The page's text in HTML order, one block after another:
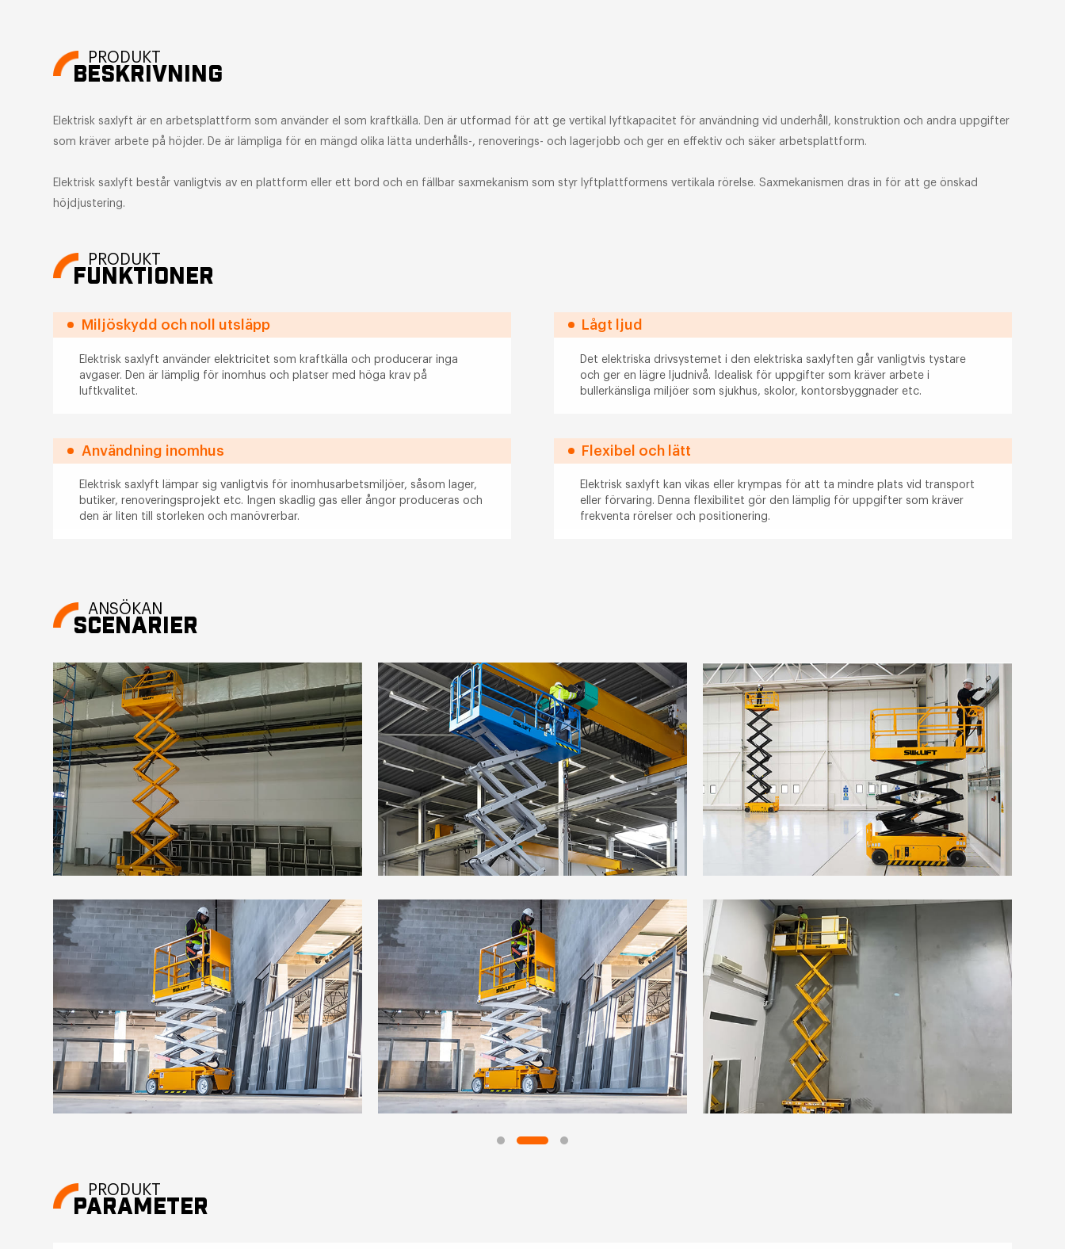
PRODUKT
BESKRIVNING
Elektrisk saxlyft är en arbetsplattform som använder el som kraftkälla. Den är utformad för att ge vertikal lyftkapacitet för användning vid underhåll, konstruktion och andra uppgifter
som kräver arbete på höjder. De är lämpliga för en mängd olika lätta underhålls-, renoverings- och lagerjobb och ger en effektiv och säker arbetsplattform.
Elektrisk saxlyft består vanligtvis av en plattform eller ett bord och en fällbar saxmekanism som styr lyftplattformens vertikala rörelse. Saxmekanismen dras in för att ge önskad
höjdjustering.
PRODUKT
FUNKTIONER
Miljöskydd och noll utsläpp
Elektrisk saxlyft använder elektricitet som kraftkälla och producerar inga
avgaser. Den är lämplig för inomhus och platser med höga krav på
luftkvalitet.
Lågt ljud
Det elektriska drivsystemet i den elektriska saxlyften går vanligtvis tystare
och ger en lägre ljudnivå. Idealisk för uppgifter som kräver arbete i
bullerkänsliga miljöer som sjukhus, skolor, kontorsbyggnader etc.
Användning inomhus
Elektrisk saxlyft lämpar sig vanligtvis för inomhusarbetsmiljöer, såsom lager,
butiker, renoveringsprojekt etc. Ingen skadlig gas eller ångor produceras och
den är liten till storleken och manövrerbar.
Flexibel och lätt
Elektrisk saxlyft kan vikas eller krympas för att ta mindre plats vid transport
eller förvaring. Denna flexibilitet gör den lämplig för uppgifter som kräver
frekventa rörelser och positionering.
ANSÖKAN
SCENARIER
PRODUKT
PARAMETER